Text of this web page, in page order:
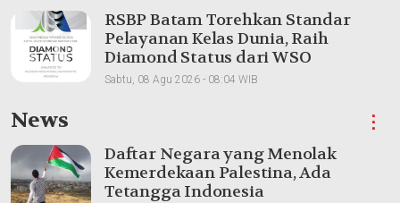
RSBP Batam Torehkan Standar
Pelayanan Kelas Dunia, Raih
Diamond Status dari WSO
Sabtu, 08 Agu 2026 - 08:04 WIB
News ⋮
Daftar Negara yang Menolak
Kemerdekaan Palestina, Ada
Tetangga Indonesia